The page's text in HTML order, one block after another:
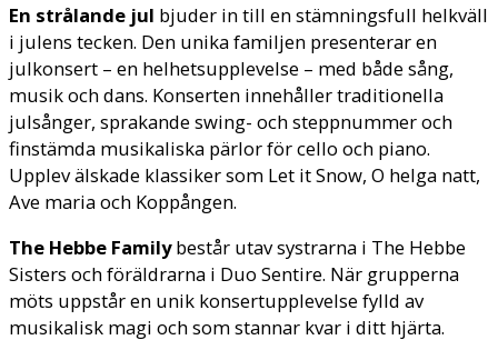
En strålande jul bjuder in till en stämningsfull helkväll
i julens tecken. Den unika familjen presenterar en
julkonsert – en helhetsupplevelse – med både sång,
musik och dans. Konserten innehåller traditionella
julsånger, sprakande swing- och steppnummer och
finstämda musikaliska pärlor för cello och piano.
Upplev älskade klassiker som Let it Snow, O helga natt,
Ave maria och Koppången.
The Hebbe Familybestår utav systrarna i The Hebbe
Sisters och föräldrarna i Duo Sentire. När grupperna
möts uppstår en unik konsertupplevelse fylld av
musikalisk magi och som stannar kvar i ditt hjärta.